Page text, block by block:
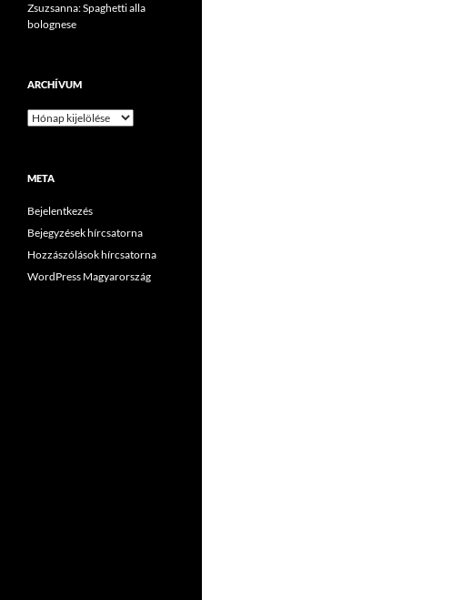
Zsuzsanna: Spaghetti alla
bolognese
ARCHÍVUM
Archívum
META
Bejelentkezés
Bejegyzések hírcsatorna
Hozzászólások hírcsatorna
WordPress Magyarország